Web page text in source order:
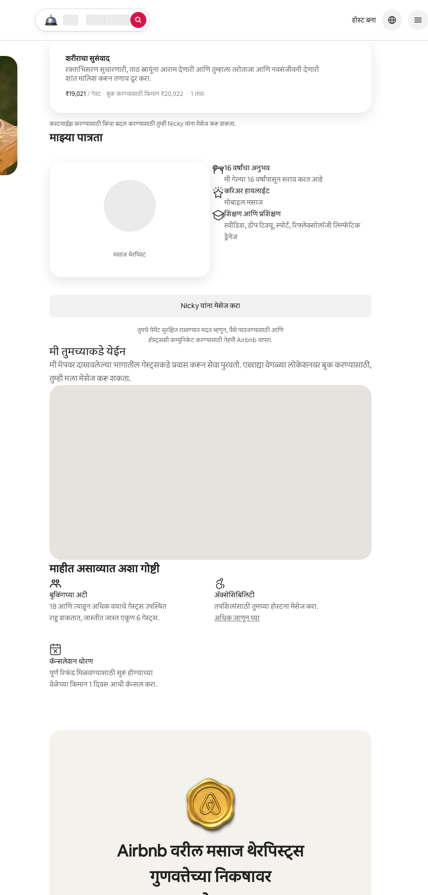
तुमचा सर्च सुरू करा
लोकेशन चेक इन / चेक आऊट
सेवेचा प्रकार
होस्ट बना
शरीराचा सुसंवाद
रक्ताभिसरण सुधारणारी, ताठ स्नायूंना आराम देणारी आणि तुम्हाला तरोताजा आणि नवसंजीवनी देणारी
शांत मालिश करून तणाव दूर करा.
₹19,021 / गेस्ट
₹19,021 प्रति गेस्ट
· बुक करण्यासाठी किमान ₹20,922
, · 1 तास
कस्टमाईझ करण्यासाठी किंवा बदल करण्यासाठी तुम्ही Nicky यांना मेसेज करू शकता.
माझ्या पात्रता
मसाज थेरपिस्ट
16 वर्षांचा अनुभव
मी गेल्या 16 वर्षांपासून सराव करत आहे
करिअर हायलाईट
मोबाइल मसाज
शिक्षण आणि प्रशिक्षण
स्वीडिश, डीप टिश्यू, स्पोर्ट, रिफ्लेक्सोलॉजी लिम्फॅटिक
ड्रेनेज
Nicky यांना मेसेज करा
तुमचे पेमेंट सुरक्षित राखण्यात मदत म्हणून, पैसे पाठवण्यासाठी आणि
होस्ट्सशी कम्युनिकेट करण्यासाठी नेहमी Airbnb वापरा.
मी तुमच्याकडे येईन
मी मॅपवर दाखवलेल्या भागातील गेस्ट्सकडे प्रवास करून सेवा पुरवतो. एखाद्या वेगळ्या लोकेशनवर बुक करण्यासाठी,
तुम्ही मला मेसेज करू शकता.
माहीत असाव्यात अशा गोष्टी
बुकिंगच्या अटी
18 आणि त्याहून अधिक वयाचे गेस्ट्स उपस्थित
राहू शकतात, जास्तीत जास्त एकूण 6 गेस्ट्स.
ॲक्सेसिबिलिटी
तपशिलांसाठी तुमच्या होस्टना मेसेज करा.
अधिक जाणून घ्या
कॅन्सलेशन धोरण
पूर्ण रिफंड मिळवण्यासाठी सुरू होण्याच्या
वेळेच्या किमान 1 दिवस आधी कॅन्सल करा.
Airbnb वरील मसाज थेरपिस्ट्स
गुणवत्तेच्या निकषावर